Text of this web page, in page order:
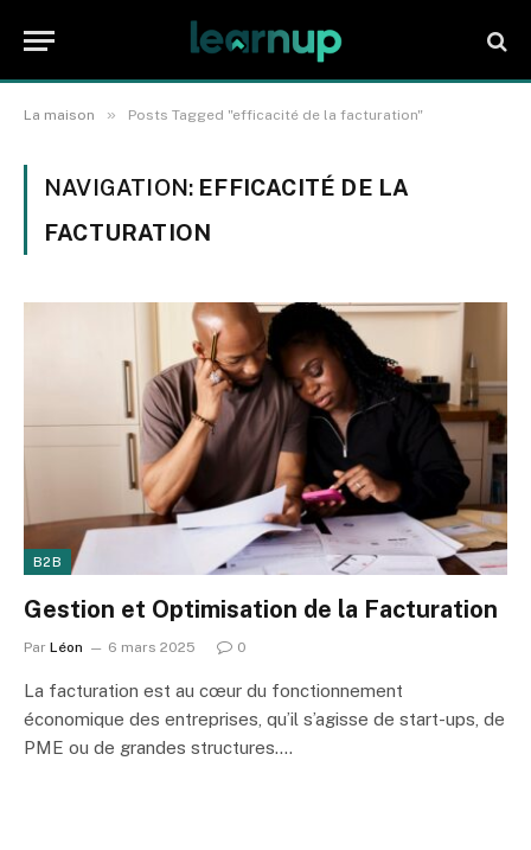
La maison » Posts Tagged "efficacité de la facturation"
NAVIGATION: EFFICACITÉ DE LA
FACTURATION
B2B
Gestion et Optimisation de la Facturation
Par Léon 6 mars 2025 0
La facturation est au cœur du fonctionnement
économique des entreprises, qu’il s’agisse de start-ups, de
PME ou de grandes structures.…